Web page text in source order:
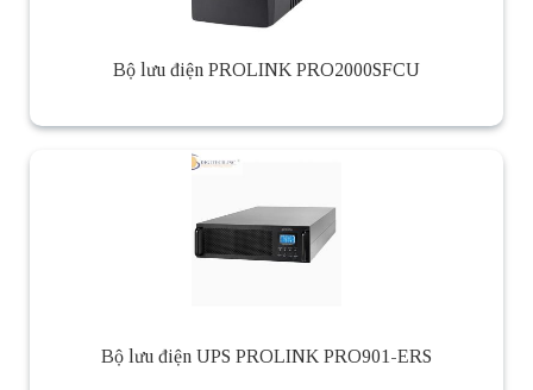
Bộ lưu điện PROLINK PRO2000SFCU
Bộ lưu điện UPS PROLINK PRO901-ERS